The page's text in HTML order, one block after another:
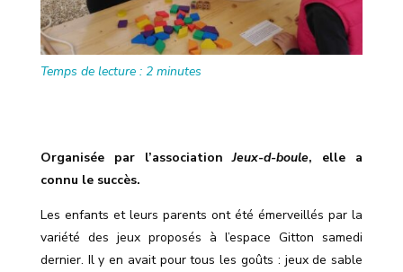
Temps de lecture : 2 minutes
Organisée par l’associationJeux-d-boule, elle a
connu le succès.
Les enfants et leurs parents ont été émerveillés par la
variété des jeux proposés à l’espace Gitton samedi
dernier. Il y en avait pour tous les goûts : jeux de sable